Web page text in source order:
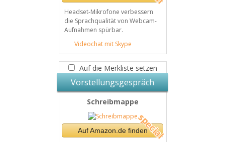
Headset-Mikrofone verbessern
die Sprachqualität von Webcam-
Aufnahmen spürbar.
Videochat mit Skype
Auf die Merkliste setzen
Vorstellungsgespräch
Schreibmappe
Auf Amazon.de finden